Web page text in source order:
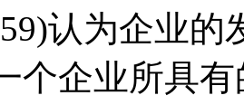
认为企业
个企业所具